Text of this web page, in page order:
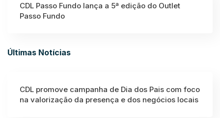
CDL Passo Fundo lança a 5ª edição do Outlet
Passo Fundo
Últimas Notícias
CDL promove campanha de Dia dos Pais com foco
na valorização da presença e dos negócios locais